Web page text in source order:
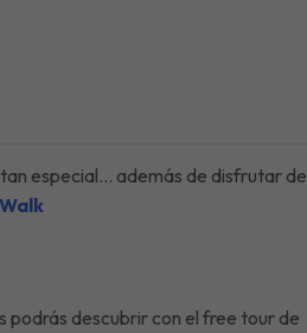
especial… además de disfrutar de
podrás descubrir con el free tour de